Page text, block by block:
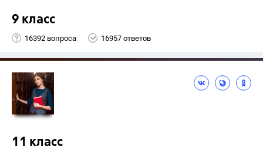
9 класс
16392 вопроса 16957 ответов
11 класс